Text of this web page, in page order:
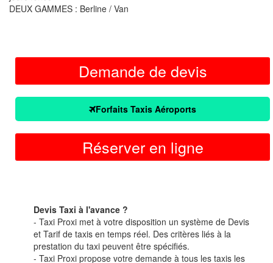
DEUX GAMMES : Berline / Van
Demande de devis
Forfaits Taxis Aéroports
Réserver en ligne
Devis Taxi à l'avance ?
- Taxi Proxi met à votre disposition un système de Devis
et Tarif de taxis en temps réel. Des critères liés à la
prestation du taxi peuvent être spécifiés.
- Taxi Proxi propose votre demande à tous les taxis les